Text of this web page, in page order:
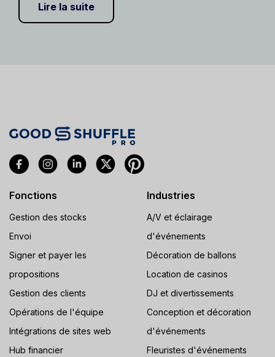
Lire la suite
Fonctions
Gestion des stocks
Envoi
Signer et payer les
propositions
Gestion des clients
Opérations de l'équipe
Intégrations de sites web
Hub financier
Industries
A/V et éclairage
d'événements
Décoration de ballons
Location de casinos
DJ et divertissements
Conception et décoration
d'événements
Fleuristes d'événements